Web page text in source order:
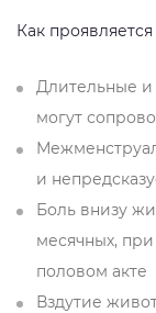
Как
Длительные
могут
и
Боль внизу
месячных,
половом акте
Вздутие